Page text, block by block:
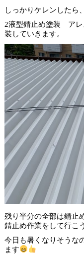
しっかりケレンしたら
2液型錆止め塗装 アレ
装していきます。
残り半分の全部は錆止
錆止め作業をして行こ
今日も暑くなりそうな
ます